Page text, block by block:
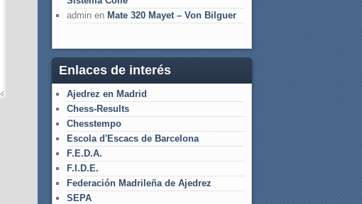
admin en Mate 320 Mayet – Von Bilguer
Enlaces de interés
Ajedrez en Madrid
Chess-Results
Chesstempo
Escola d'Escacs de Barcelona
F.E.D.A.
F.I.D.E.
Federación Madrileña de Ajedrez
SEPA